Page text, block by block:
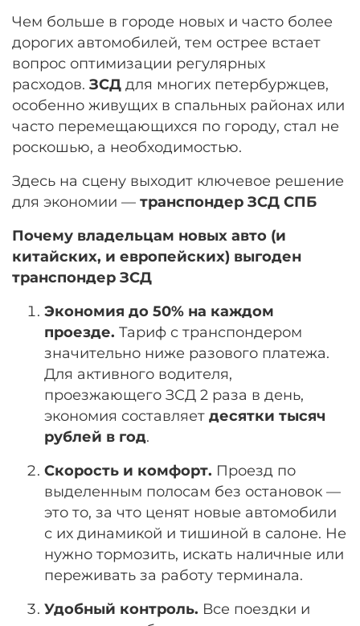
Чем больше в городе новых и часто более
дорогих автомобилей, тем острее встает
вопрос оптимизации регулярных
расходов. ЗСД для многих петербуржцев,
особенно живущих в спальных районах или
часто перемещающихся по городу, стал не
роскошью, а необходимостью.
Здесь на сцену выходит ключевое решение
для экономии — транспондер ЗСД СПБ
Почему владельцам новых авто (и
китайских, и европейских) выгоден
транспондер ЗСД
Экономия до 50% на каждом
проезде. Тариф с транспондером
значительно ниже разового платежа.
Для активного водителя,
проезжающего ЗСД 2 раза в день,
экономия составляет десятки тысяч
рублей в год.
Скорость и комфорт. Проезд по
выделенным полосам без остановок —
это то, за что ценят новые автомобили
с их динамикой и тишиной в салоне. Не
нужно тормозить, искать наличные или
переживать за работу терминала.
Удобный контроль. Все поездки и